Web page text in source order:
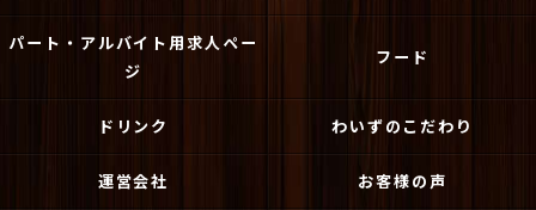
パート・アルバイト用求人ペー
ジ
フード
ドリンク わいずのこだわり
運営会社 お客様の声